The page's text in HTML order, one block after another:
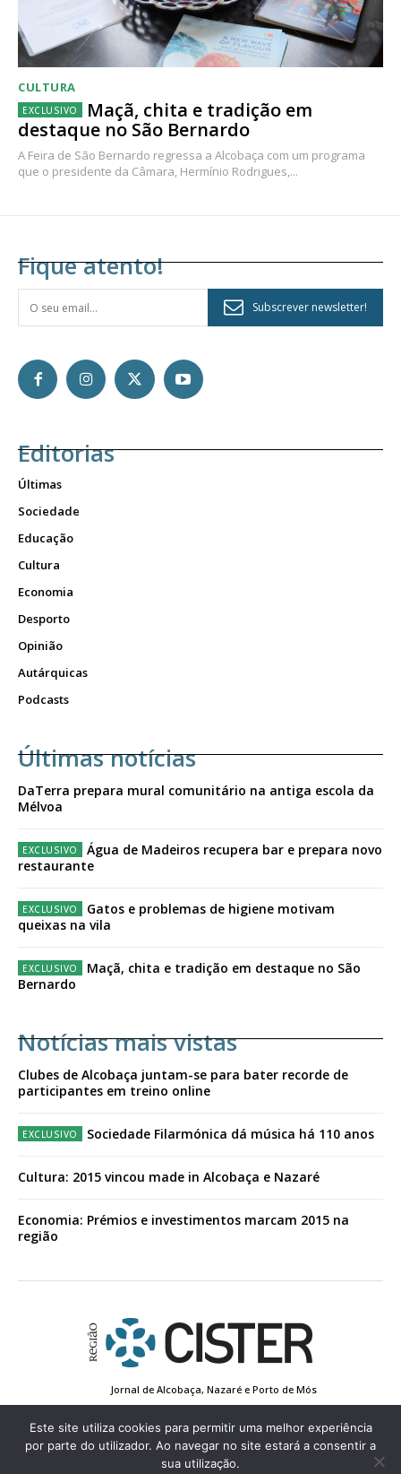
CULTURA
Maçã, chita e tradição em
destaque no São Bernardo
A Feira de São Bernardo regressa a Alcobaça com um programa
que o presidente da Câmara, Hermínio Rodrigues,...
Fique atento!
Subscrever newsletter!
Editorias
Últimas
Sociedade
Educação
Cultura
Economia
Desporto
Opinião
Autárquicas
Podcasts
Últimas notícias
DaTerra prepara mural comunitário na antiga escola da
Mélvoa
Água de Madeiros recupera bar e prepara novo
restaurante
Gatos e problemas de higiene motivam
queixas na vila
Maçã, chita e tradição em destaque no São
Bernardo
Notícias mais vistas
Clubes de Alcobaça juntam-se para bater recorde de
participantes em treino online
Sociedade Filarmónica dá música há 110 anos
Cultura: 2015 vincou made in Alcobaça e Nazaré
Economia: Prémios e investimentos marcam 2015 na
região
Jornal de Alcobaça, Nazaré e Porto de Mós
Conta de Registo
Edição Impressa
Este site utiliza cookies para permitir uma melhor experiência
por parte do utilizador. Ao navegar no site estará a consentir a
sua utilização.